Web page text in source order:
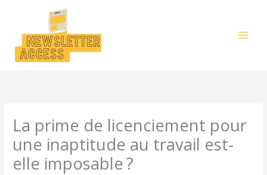
contenu
La prime de licenciement pour
une inaptitude au travail est-
elle imposable ?